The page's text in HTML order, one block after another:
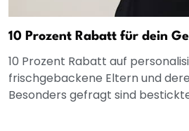
10 Prozent Rabatt für dein
10 Prozent Rabatt auf
frischgebackene Eltern und
Besonders gefragt sind